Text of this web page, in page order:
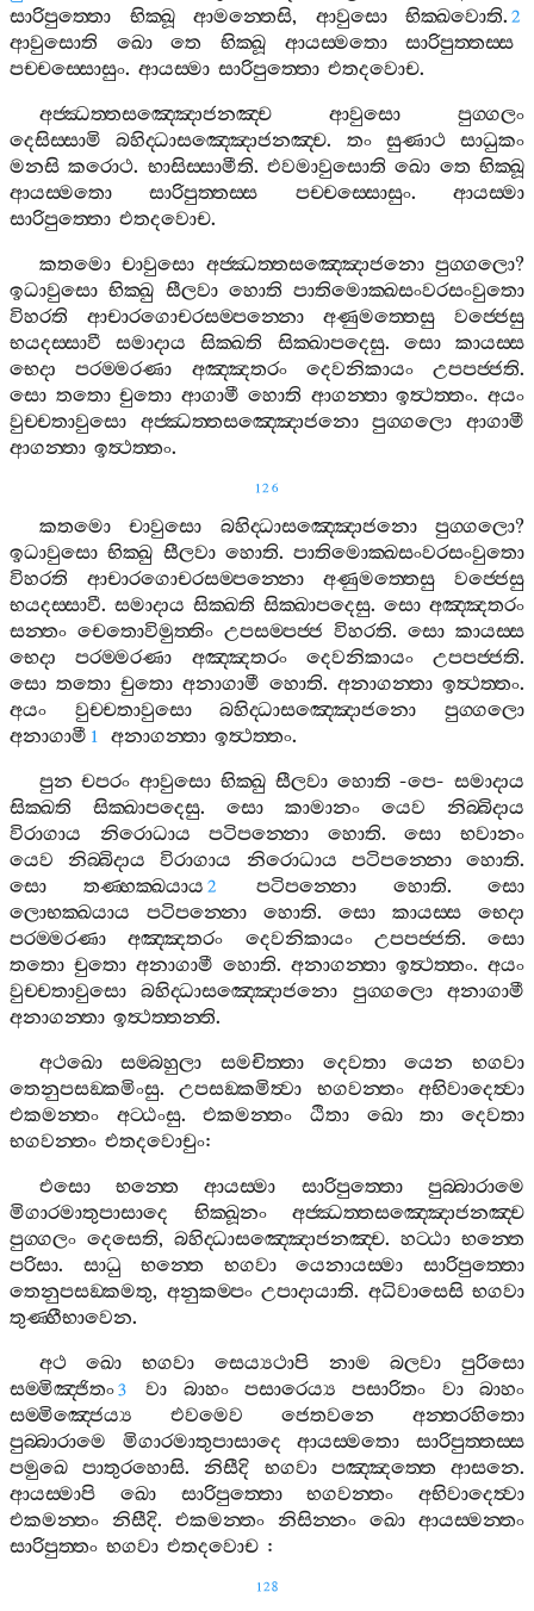
සාරිපුත‍්තො
භික‍්ඛූ ආමන‍්තෙසි, ආවුසො භික‍්ඛවොති. 2
ආවුසොති ඛො තෙ භික‍්ඛූ ආයස‍්මතො
සාරිපුත‍්තස‍්ස
පච‍්චස‍්සොසුං. ආයස‍්මා සාරිපුත‍්තො එතදවොච.
අජ‍්ඣත‍්තසඤ‍්ඤොජනඤ‍්ච
ආවුසො
පුග‍්ගලං
දෙසිස‍්සාමි
බහිද‍්ධාසඤ‍්ඤොජනඤ‍්ච. තං සුණාථ
සාධුකං
මනසි කරොථ. භාසිස‍්සාමීති.එවමාවුසොති ඛො තෙ භික‍්ඛූ
ආයස‍්මතො
සාරිපුත‍්තස‍්ස පච‍්චස‍්සොසුං.ආයස‍්මා
සාරිපුත‍්තො එතදවොච.
කතමො චාවුසො අජ‍්ඣත‍්තසඤ‍්ඤොජනො පුග‍්ගලො?
ඉධාවුසො භික‍්ඛු සීලවා හොති පාතිමොක‍්ඛසංවරසංවුතො
විහරති
ආචාරගොචරසම‍්පන‍්නො අණුමත‍්තෙසු
වජ‍්ජෙසු
භයදස‍්සාවී
සමාදාය සික‍්ඛති සික‍්ඛාපදෙසු. සො
කායස‍්ස
භෙදා
පරම‍්මරණා අඤ‍්ඤතරං දෙවනිකායං උපපජ‍්ජති.
සො තතො චුතො ආගාමී හොති ආගන‍්තා ඉත්‍ථත‍්තං.අයං
වුච‍්චතාවුසො
අජ‍්ඣත‍්තසඤ‍්ඤොජනො පුග‍්ගලො
ආගාමී
ආගන‍්තා ඉත්‍ථත‍්තං.
126
කතමො චාවුසො බහිද‍්ධාසඤ‍්ඤොජනො පුග‍්ගලො?
ඉධාවුසො භික‍්ඛු සීලවා හොති. පාතිමොක‍්ඛසංවරසංවුතො
විහරති
ආචාරගොචරසම‍්පන‍්නො අණුමත‍්තෙසු
වජ‍්ජෙසු
භයදස‍්සාවී. සමාදාය සික‍්ඛති සික‍්ඛාපදෙසු. සො අඤ‍්ඤතරං
සන‍්තං චෙතොවිමුත‍්තිං උපසම‍්පජ‍්ජ විහරති. සො කායස‍්ස
භෙදා
පරම‍්මරණා අඤ‍්ඤතරං දෙවනිකායං උපපජ‍්ජති.
සො තතො චුතො අනාගාමී හොති. අනාගන‍්තා ඉත්‍ථත‍්තං.
අයං
වුච‍්චතාවුසො බහිද‍්ධාසඤ‍්ඤොජනො
පුග‍්ගලො
අනාගාමී 1 අනාගන‍්තා ඉත්‍ථත‍්තං.
පුන චපරං ආවුසො භික‍්ඛු සීලවා හොති -පෙ-සමාදාය
සික‍්ඛති
සික‍්ඛාපදෙසු. සො කාමානං යෙව
නිබ‍්බිදාය
විරාගාය
නිරොධාය පටිපන‍්නො හොති.සො
භවානං
යෙව
නිබ‍්බිදාය විරාගාය නිරොධාය පටිපන‍්නො හොති.
සො
තණ‍්හක‍්ඛයාය 2 පටිපන‍්නො හොති. සො
ලොභක‍්ඛයාය
පටිපන‍්නො හොති. සො කායස‍්ස
භෙදා
පරම‍්මරණා
අඤ‍්ඤතරං දෙවනිකායං උපපජ‍්ජති. සො
තතො චුතො අනාගාමී හොති. අනාගන‍්තා ඉත්‍ථත‍්තං. අයං
වුච‍්චතාවුසො
බහිද‍්ධාසඤ‍්ඤොජනො පුග‍්ගලො
අනාගාමී
අනාගන‍්තා ඉත්‍ථත‍්තන‍්ති.
අථඛො
සම‍්බහුලා සමචිත‍්තා දෙවතා යෙන
භගවා
තෙනුපසඞ‍්කමිංසු.උපසඞ‍්කමිත්‍වා භගවන‍්තං
අභිවාදෙත්‍වා
එකමන‍්තං
අට‍්ඨංසු.එකමන‍්තං ඨිතා ඛො තා
දෙවතා
භගවන‍්තං එතදවොචුං:
එසො
භන‍්තෙ ආයස‍්මා සාරිපුත‍්තො
පුබ‍්බාරාමෙ
මිගාරමාතුපාසාදෙ
භික‍්ඛූනං
අජ‍්ඣත‍්තසඤ‍්ඤොජනඤ‍්ච
පුග‍්ගලං දෙසෙති, බහිද‍්ධාසඤ‍්ඤොජනඤ‍්ච. හට‍්ඨා භන‍්තෙ
පරිසා. සාධු භන‍්තෙ භගවා යෙනායස‍්මා
සාරිපුත‍්තො
තෙනුපසඞ‍්කමතු, අනුකම‍්පං උපාදායාති. අධිවාසෙසි භගවා
තුණ‍්හීභාවෙන.
අථ
ඛො භගවා සෙය්‍යථාපි නාම බලවා
පුරිසො
සම‍්මිඤ‍්ජිතං3 වා බාහං පසාරෙය්‍ය පසාරිතං වා
බාහං
සම‍්මිඤ‍්ජෙය්‍ය
එවමෙව ජෙතවනෙ
අන‍්තරහිතො
පුබ‍්බාරාමෙ
මිගාරමාතුපාසාදෙ ආයස‍්මතො
සාරිපුත‍්තස‍්ස
පමුඛෙ
පාතුරහොසි.නිසීදි භගවා පඤ‍්ඤත‍්තෙ ආසනෙ.
ආයස‍්මාපි
ඛො සාරිපුත‍්තො භගවන‍්තං
අභිවාදෙත්‍වා
එකමන‍්තං නිසීදි. එකමන‍්තං නිසින‍්නං ඛො ආයස‍්මන‍්තං
සාරිපුත‍්තං භගවා එතදවොච :
128